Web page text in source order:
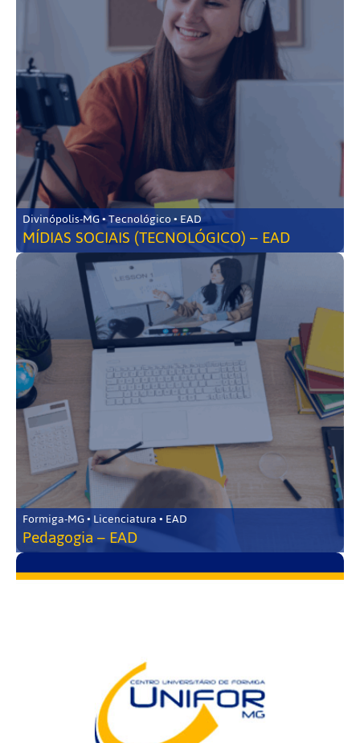
Divinópolis-MG • Tecnológico • EAD
MÍDIAS SOCIAIS (TECNOLÓGICO) – EAD
Formiga-MG • Licenciatura • EAD
Pedagogia – EAD